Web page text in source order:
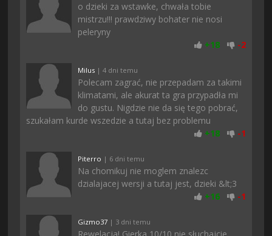
o dzieki za wstawke, chwała tobie
mistrzu!!! prawdziwy bohater nie nosi
peleryny
+18 -2
Milus | 4 dni temu
Polecam zagrać, nie przepadam za takimi
klimatami, ale akurat ta gra przypadła mi
do gustu. Nigdzie nie da się tego pobrać,
szukałam kurde wszedzie a tutaj bez problemu
+18 -1
Piterro | 6 dni temu
Na chomikuj nie moglem znalezc
dzialajacej wersji a tutaj jest, dzieki &lt;3
+16 -1
Gizmo37 | 3 dni temu